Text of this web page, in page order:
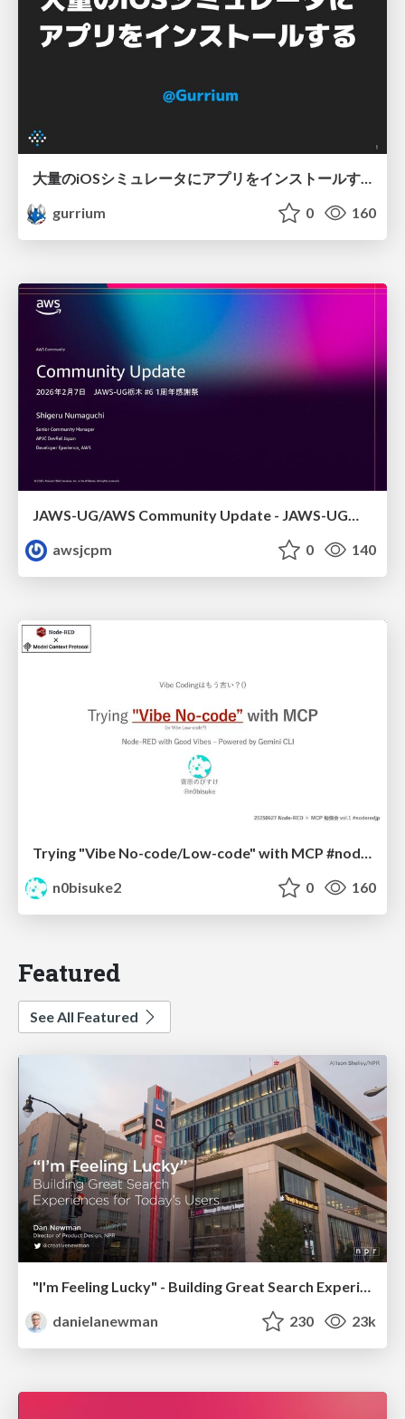
大量のiOSシミュレータにアプリをインストールする
gurrium
0 160
JAWS-UG/AWS Community Update - JAWS-UG栃木 #6
awsjcpm
0 140
n0bisuke2
0 160
Featured
See All Featured
"I'm Feeling Lucky" - Building Great Search Experiences for Today's Users (#IAC19)
danielanewman
230 23k